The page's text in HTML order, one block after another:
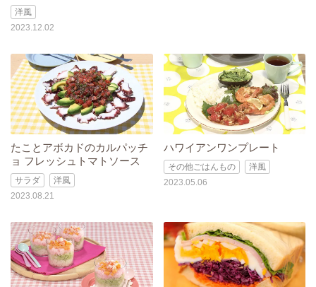
洋風
2023.12.02
たことアボカドのカルパッチ
ョ フレッシュトマトソース
サラダ
洋風
2023.08.21
ハワイアンワンプレート
その他ごはんもの
洋風
2023.05.06